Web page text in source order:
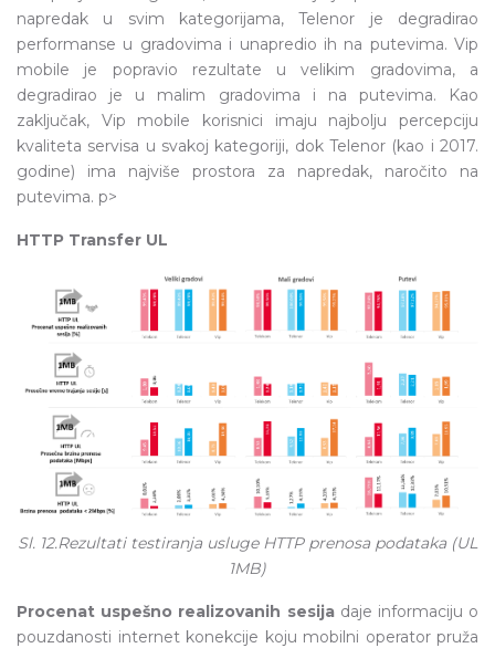
napredak u svim kategorijama, Telenor je degradirao
performanse u gradovima i unapredio ih na putevima. Vip
mobile je popravio rezultate u velikim gradovima, a
degradirao je u malim gradovima i na putevima. Kao
zaključak, Vip mobile korisnici imaju najbolju percepciju
kvaliteta servisa u svakoj kategoriji, dok Telenor (kao i 2017.
godine) ima najviše prostora za napredak, naročito na
putevima. p>
HTTP Transfer UL
Sl. 12.Rezultati testiranja usluge HTTP prenosa podataka (UL
1MB)
Procenat uspešno realizovanih sesijadaje informaciju o
pouzdanosti internet konekcije koju mobilni operator pruža